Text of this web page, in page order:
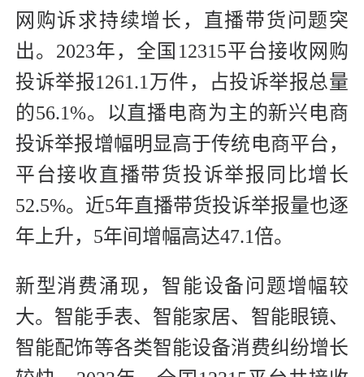
网购诉求持续增长，直播带货问题突
出。2023年，全国12315平台接收网购
投诉举报1261.1万件，占投诉举报总量
的56.1%。以直播电商为主的新兴电商
投诉举报增幅明显高于传统电商平台，
平台接收直播带货投诉举报同比增长
52.5%。近5年直播带货投诉举报量也逐
年上升，5年间增幅高达47.1倍。
新型消费涌现，智能设备问题增幅较
大。智能手表、智能家居、智能眼镜、
智能配饰等各类智能设备消费纠纷增长